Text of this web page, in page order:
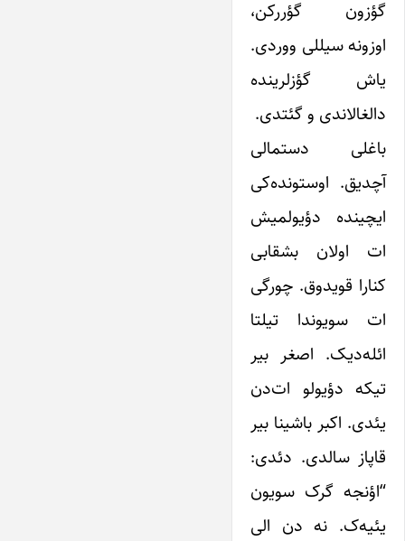
گؤزون گؤررکن،
اوزونه سیللی ووردی.
یاش گؤزلرینده
دالغالاندی و گئتدی.
باغلی دستمالی
آچدیق. اوستونده‌کی
ایچینده دؤیولمیش
ات اولان بشقابی
کنارا قویدوق. چورگی
ات سویوندا تیلتا
ائله‌دیک. اصغر بیر
تیکه دؤیولو ات‌دن
یئدی. اکبر باشینا بیر
قاپاز سالدی. دئدی:
“اؤنجه گرک سویون
یئیه‌ک. نه دن الی